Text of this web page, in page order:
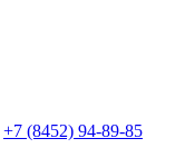
+7 (8452) 94-89-85